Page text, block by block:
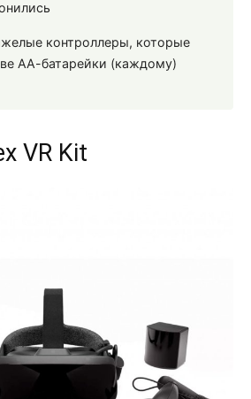
контроллеры, которые
АА-батарейки (каждому)
VR Kit